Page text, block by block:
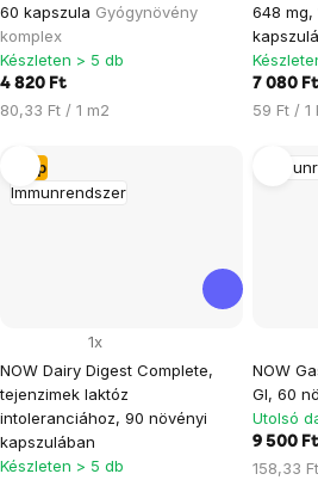
60 kapszula Gyógynövény
komplex
Készleten > 5 db
4 820 Ft
Egységár:
80,33 Ft / 1 m2
648 mg,
7 080 Ft
59 Ft / 1
Tipp
Immunrendszer
NOW Dairy Digest Complete,
tejenzimek laktóz
intoleranciához, 90 növényi
kapszulában
1x
Készleten > 5 db
NOW
GI, 60
Utolsó
9 500 Ft
Egységár:
158,33